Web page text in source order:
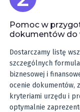
Pomoc w
dokumentów do
Dostarczamy listę
szczególnych
biznesowej i
ocenie dokumentów,
kryteriami urzędu i
optymalnie